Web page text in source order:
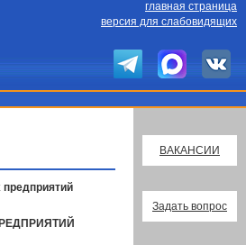
главная страница
версия для слабовидящих
ВАКАНСИИ
Задать вопрос